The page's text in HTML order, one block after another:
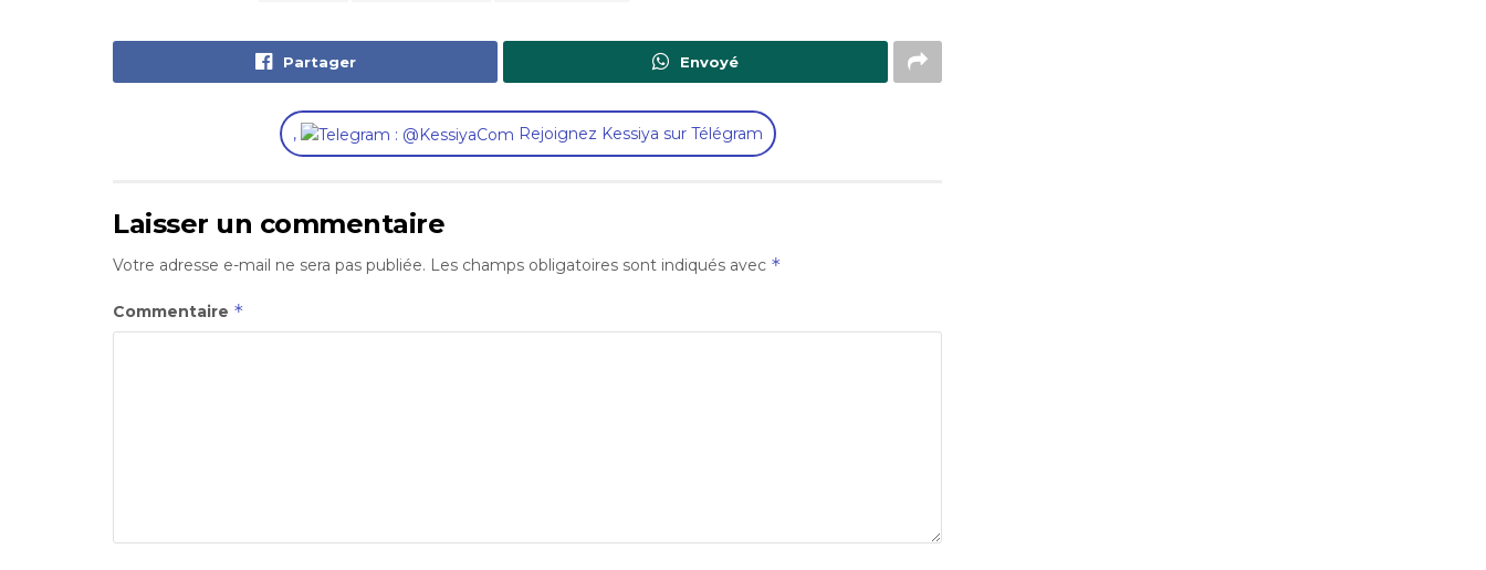
Partager Envoyé
, Rejoignez Kessiya sur Télégram
Laisser un commentaire
Votre adresse e-mail ne sera pas publiée. Les champs obligatoires sont indiqués avec *
Commentaire *